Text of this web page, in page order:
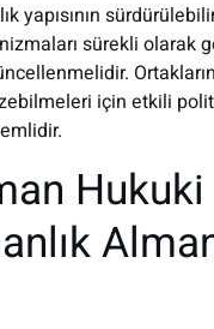
yapısının
sürekli olarak
için etkili
Hukuki